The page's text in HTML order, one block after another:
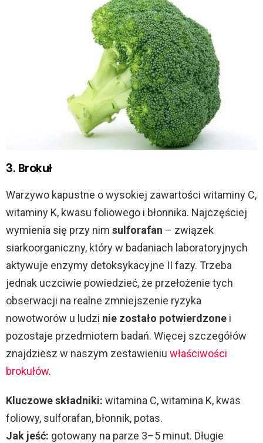
3. Brokuł
Warzywo kapustne o wysokiej zawartości witaminy C,
witaminy K, kwasu foliowego i błonnika. Najczęściej
wymienia się przy nim sulforafan – związek
siarkoorganiczny, który w badaniach laboratoryjnych
aktywuje enzymy detoksykacyjne II fazy. Trzeba
jednak uczciwie powiedzieć, że przełożenie tych
obserwacji na realne zmniejszenie ryzyka
nowotworów u ludzi nie zostało potwierdzone i
pozostaje przedmiotem badań. Więcej szczegółów
znajdziesz w naszym zestawieniu właściwości
brokułów.
Kluczowe składniki: witamina C, witamina K, kwas
foliowy, sulforafan, błonnik, potas.
Jak jeść: gotowany na parze 3–5 minut. Długie